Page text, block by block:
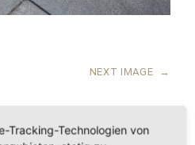
NEXT IMAGE →
Tracking-Technologien von